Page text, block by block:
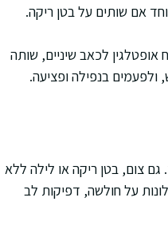
אם שותים על בטן ריקה.
לכאב שיניים, שותה
בנפילה ופציעה.
גם צום, בטן ריקה או לילה ללא
על חולשה, דפיקות לב